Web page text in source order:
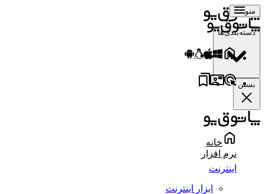
منو
دسته‌بندی‌ها
بستن
خانه
نرم افزار
اینترنت
ابزار اینترنت